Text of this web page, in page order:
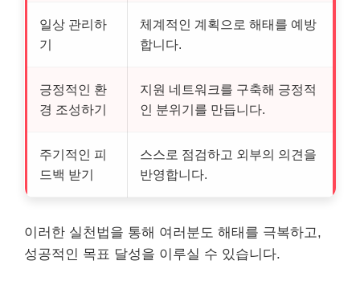
일상 관리하
기
체계적인 계획으로 해태를 예방
합니다.
긍정적인 환
경 조성하기
지원 네트워크를 구축해 긍정적
인 분위기를 만듭니다.
주기적인 피
드백 받기
스스로 점검하고 외부의 의견을
반영합니다.
이러한 실천법을 통해 여러분도 해태를 극복하고,
성공적인 목표 달성을 이루실 수 있습니다.